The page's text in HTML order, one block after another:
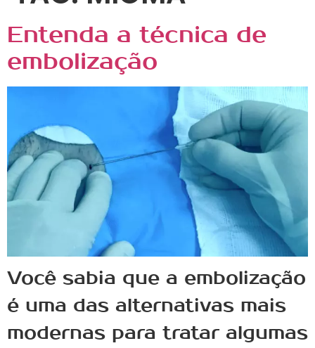
Entenda a técnica de
embolização
Você sabia que a embolização
é uma das alternativas mais
modernas para tratar algumas